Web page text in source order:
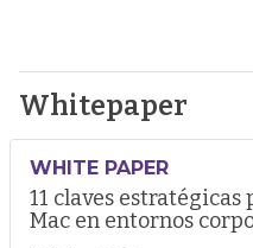
Whitepaper
WHITE PAPER
11 claves estratégicas
Mac en entornos